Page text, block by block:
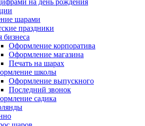
на день рождения
шарами
праздники
бизнеса
Оформление корпоратива
Оформление магазина
Печать на шарах
школы
Оформление выпускного
Последний звонок
садика